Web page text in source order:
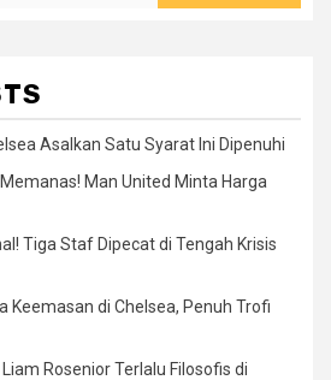
Asalkan Satu Syarat Ini Dipenuhi
Man United Minta Harga
Tiga Staf Dipecat di Tengah Krisis
Keemasan di Chelsea, Penuh Trofi
Rosenior Terlalu Filosofis di